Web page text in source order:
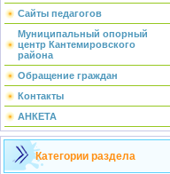
Сайты педагогов
Муниципальный опорный
центр Кантемировского
района
Обращение граждан
Контакты
АНКЕТА
Категории раздела